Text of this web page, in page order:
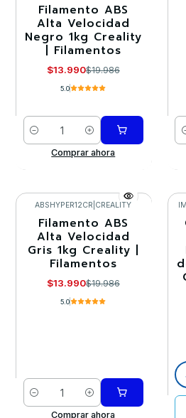
-30%
Filamento ABS
Alta Velocidad
Negro 1kg Creality
| Filamentos
$13.990$19.986
5.0
Cantidad
Comprar ahora
-30%
ABSHYPER12CR CREALITY
Filamento ABS
Alta Velocidad
Gris 1kg Creality |
Filamentos
$13.990$19.986
5.0
Cantidad
Comprar ahora